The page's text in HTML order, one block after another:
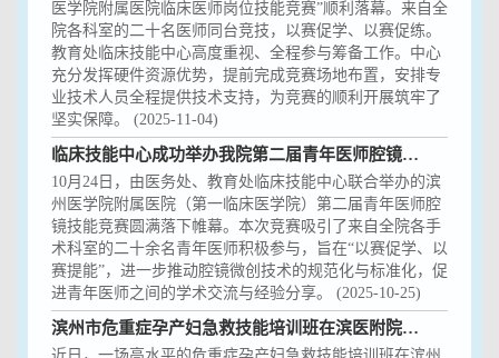
医学院附属医院临床医师岗位技能竞赛”顺利落幕。来自全
院各科室的二十名医师同台竞技，以赛促学、以赛促练。
教育处临床技能中心高度重视、全程参与筹备工作。中心
充分发挥硬件资源优势，提前完成竞赛场地布置，安排专
业技术人员全程提供技术支持，为竞赛的顺利开展筑牢了
坚实保障。 (2025-11-04)
临床技能中心成功举办我院第二届青年医师腔镜技能竞赛
10月24日，由医务处、教育处临床技能中心联合举办的滨
州医学院附属医院（第一临床医学院）第二届青年医师腔
镜技能竞赛圆满落下帷幕。本次竞赛吸引了来自全院各手
术科室的二十余名青年医师积极参与，旨在“以赛促学、以
赛提能”，进一步推动腔镜微创技术的规范化与标准化，促
进青年医师之间的学术交流与经验分享。 (2025-10-25)
滨州市危重症孕产妇急救技能培训班在滨医附院临床技能中心成功举办